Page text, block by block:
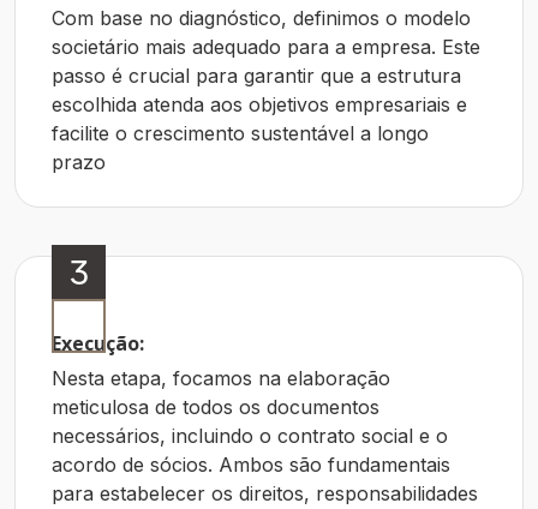
Com base no diagnóstico, definimos o modelo
societário mais adequado para a empresa. Este
passo é crucial para garantir que a estrutura
escolhida atenda aos objetivos empresariais e
facilite o crescimento sustentável a longo
prazo
3
Execução:
Nesta etapa, focamos na elaboração
meticulosa de todos os documentos
necessários, incluindo o contrato social e o
acordo de sócios. Ambos são fundamentais
para estabelecer os direitos, responsabilidades